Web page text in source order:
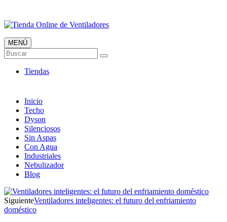
Tienda Online de Ventiladores
Super Catálogo de Ofertas
MENÚ
Buscar
Tiendas
Inicio
Techo
Dyson
Silenciosos
Sin Aspas
Con Agua
Industriales
Nebulizador
Blog
SiguienteVentiladores inteligentes: el futuro del enfriamiento
doméstico